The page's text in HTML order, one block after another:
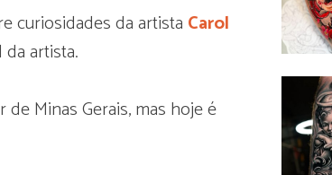
curiosidades da artista Carol
artista.
Minas Gerais, mas hoje é